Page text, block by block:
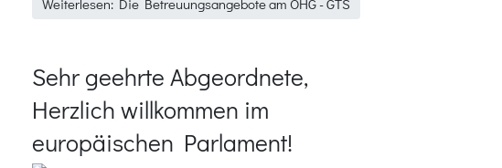
Sehr geehrte Abgeordnete,
Herzlich willkommen im
europäischen Parlament!